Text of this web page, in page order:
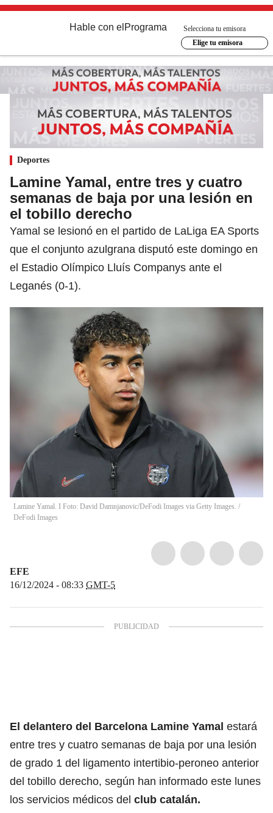
Hable con el Programa
Selecciona tu emisora
Elige tu emisora
Deportes
Lamine Yamal, entre tres y cuatro
semanas de baja por una lesión en
el tobillo derecho
Yamal se lesionó en el partido de LaLiga EA Sports
que el conjunto azulgrana disputó este domingo en
el Estadio Olímpico Lluís Companys ante el
Leganés (0-1).
Lamine Yamal. I Foto: David Damnjanovic/DeFodi Images via Getty Images. /
DeFodi Images
EFE
16/12/2024 - 08:33 GMT-5
El delantero del Barcelona Lamine Yamal estará
entre tres y cuatro semanas de baja por una lesión
de grado 1 del ligamento intertibio-peroneo anterior
del tobillo derecho, según han informado este lunes
los servicios médicos del club catalán.